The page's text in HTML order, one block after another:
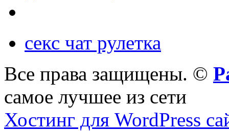
секс чат рулетка
Все права защищены. ©
самое лучшее из сети
Хостинг для WordPress